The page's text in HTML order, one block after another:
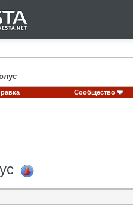
Сообщество